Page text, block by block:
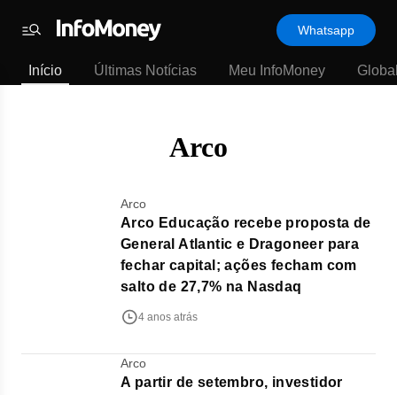
padrão
Últimas
Menu
Whatsapp
Início Últimas Notícias Meu InfoMoney
Arco
Arco
Arco Educação recebe proposta de
General Atlantic e Dragoneer para
fechar capital; ações fecham com
salto de 27,7% na Nasdaq
4 anos atrás
Arco
A partir de setembro, investidor